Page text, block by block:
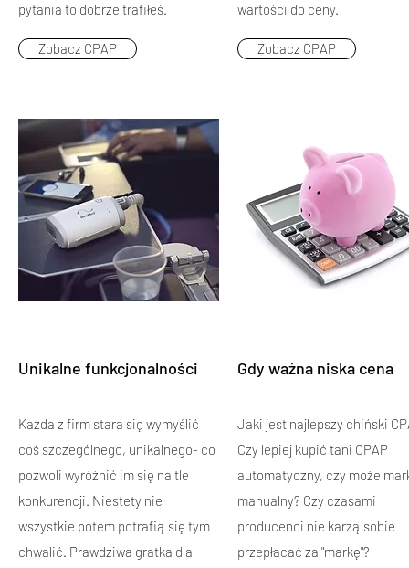
pytania to dobrze trafiłeś.
Zobacz CPAP
Unikalne funkcjonalności
Każda z firm stara się wymyślić
coś szczególnego, unikalnego- co
pozwoli wyróżnić im się na tle
konkurencji. Niestety nie
wszystkie potem potrafią się tym
chwalić. Prawdziwa gratka dla
wartości do ceny.
Zobacz CPAP
Gdy ważna niska cena
Jaki jest najlepszy chiński
Czy lepiej kupić tani CPAP
automatyczny, czy może
manualny? Czy czasami
producenci nie karzą sobie
przepłacać za "markę"?